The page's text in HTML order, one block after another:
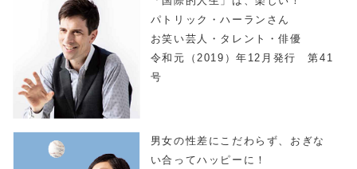
パトリック・ハーランさん
お笑い芸人・タレント・俳優
令和元（2019）年12月発行 第41
号
男女の性差にこだわらず、おぎな
い合ってハッピーに！